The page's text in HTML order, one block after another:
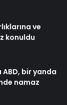
ve
konuldu
bir yanda
namaz